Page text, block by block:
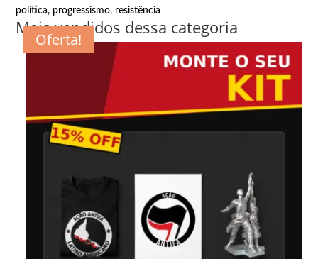
política, progressismo, resistência
Mais vendidos dessa categoria
Oferta!